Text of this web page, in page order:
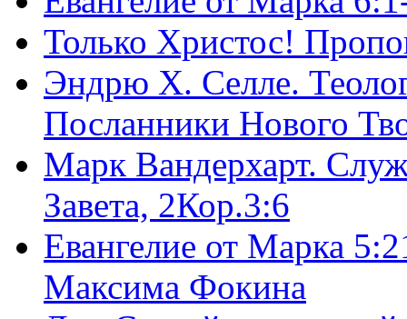
Только Христос!
Эндрю Х. Селле.
Посланники Нового
Марк Вандерхарт.
Завета, 2Кор.3:6
Евангелие от Марка
Максима Фокина